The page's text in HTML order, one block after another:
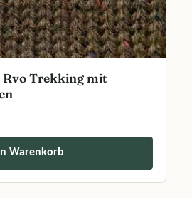
Trekking mit
Warenkorb